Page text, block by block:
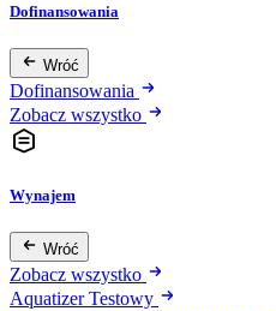
Dofinansowania
Wróć
Dofinansowania
Zobacz wszystko
Wynajem
Wróć
Zobacz wszystko
Aquatizer Testowy